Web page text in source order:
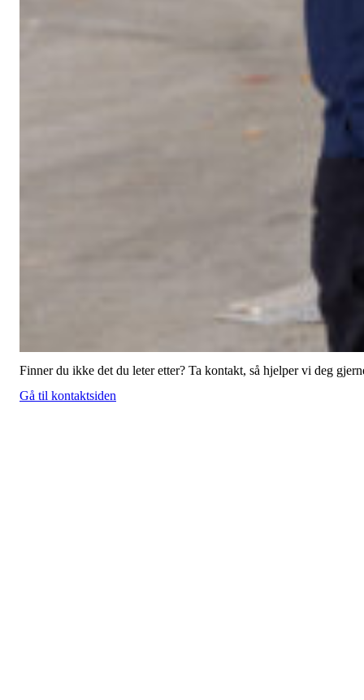
Finner du ikke det du leter etter? Ta kontakt, så hjelper vi deg
Gå til kontaktsiden